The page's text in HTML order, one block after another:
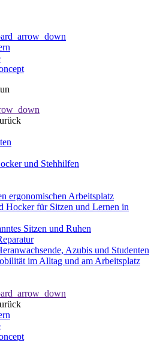
und Stehhilfen
ergonomischen Arbeitsplatz
Hocker für Sitzen und Lernen in
Sitzen und Ruhen
Azubis und Studenten
im Alltag und am Arbeitsplatz